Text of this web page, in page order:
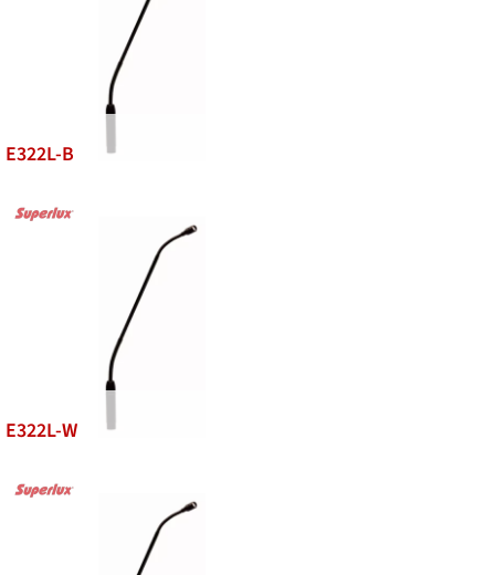
E322L-B
E322L-W